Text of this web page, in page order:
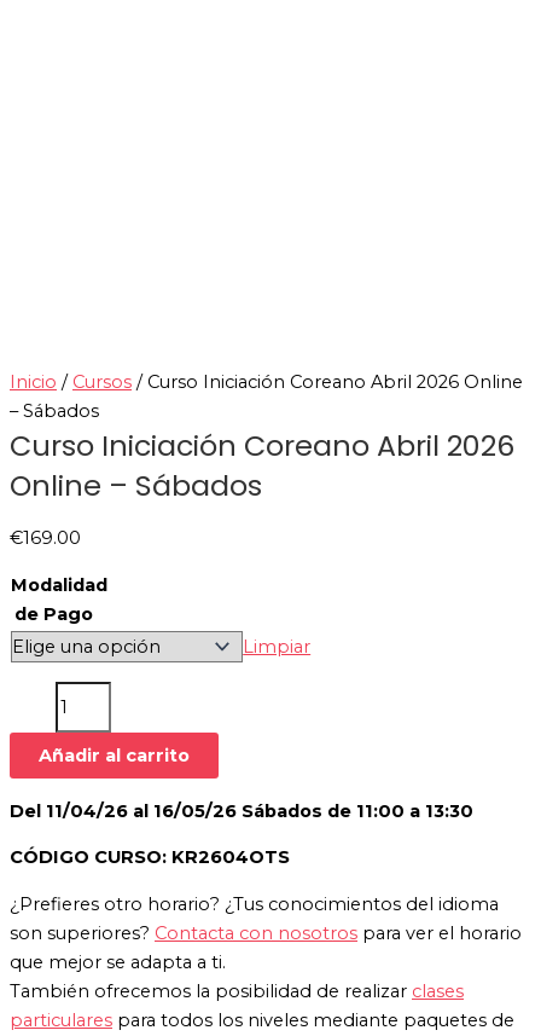
Inicio / Cursos / Curso Iniciación Coreano Abril 2026 Online
– Sábados
Curso Iniciación Coreano Abril 2026
Online – Sábados
€169.00
Modalidad
de Pago
Limpiar
Añadir al carrito
Del 11/04/26 al 16/05/26 Sábados de 11:00 a 13:30
CÓDIGO CURSO: KR2604OTS
¿Prefieres otro horario? ¿Tus conocimientos del idioma
son superiores? Contacta con nosotros para ver el horario
que mejor se adapta a ti.
También ofrecemos la posibilidad de realizar clases
particulares para todos los niveles mediante paquetes de